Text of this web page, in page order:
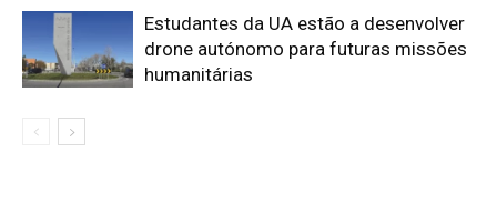
Estudantes da UA estão a desenvolver
drone autónomo para futuras missões
humanitárias